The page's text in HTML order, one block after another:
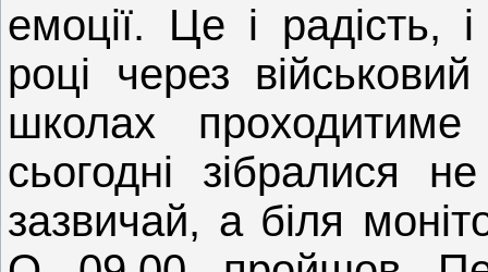
емоції. Це і
році через
школах
сьогодні зібралися
зазвичай, а біля